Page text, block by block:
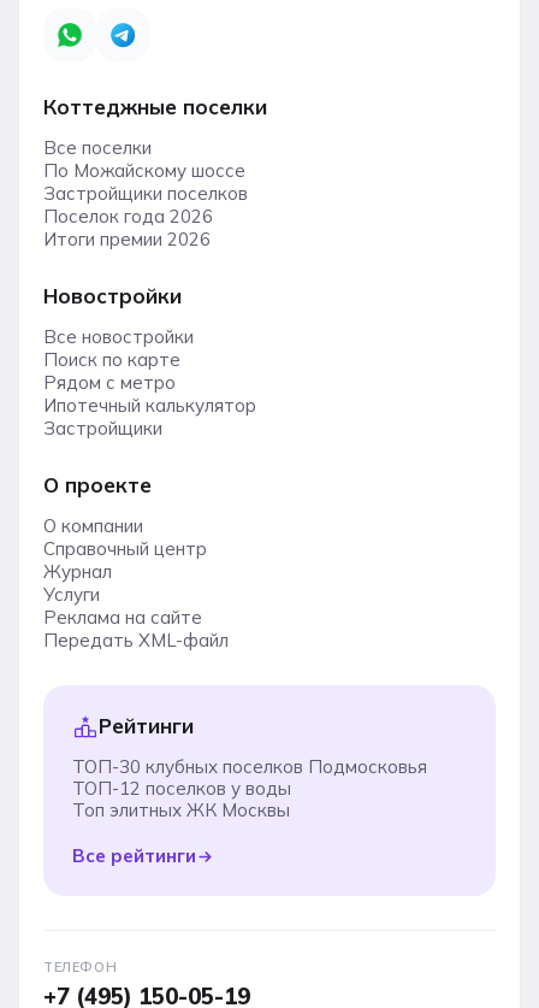
Коттеджные поселки
Все поселки
По Можайскому шоссе
Застройщики поселков
Поселок года 2026
Итоги премии 2026
Новостройки
Все новостройки
Поиск по карте
Рядом с метро
Ипотечный калькулятор
Застройщики
О проекте
О компании
Справочный центр
Журнал
Услуги
Реклама на сайте
Передать XML-файл
Рейтинги
ТОП-30 клубных поселков Подмосковья
ТОП-12 поселков у воды
Топ элитных ЖК Москвы
Все рейтинги
ТЕЛЕФОН
+7 (495) 150-05-19